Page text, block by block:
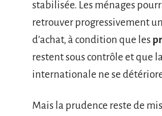
stabilisée. Les ménages
retrouver progressivement
d’achat, à condition que les
restent sous contrôle et que
internationale ne se
Mais la prudence reste de